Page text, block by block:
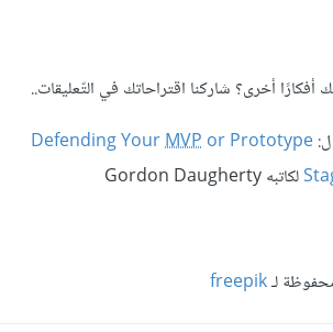
أخرى؟ شاركنا اقتراحاتك في التّعليقات..
Defending YourMVP or Prototype
لكاتبه Gordon Daugherty
لـfreepik